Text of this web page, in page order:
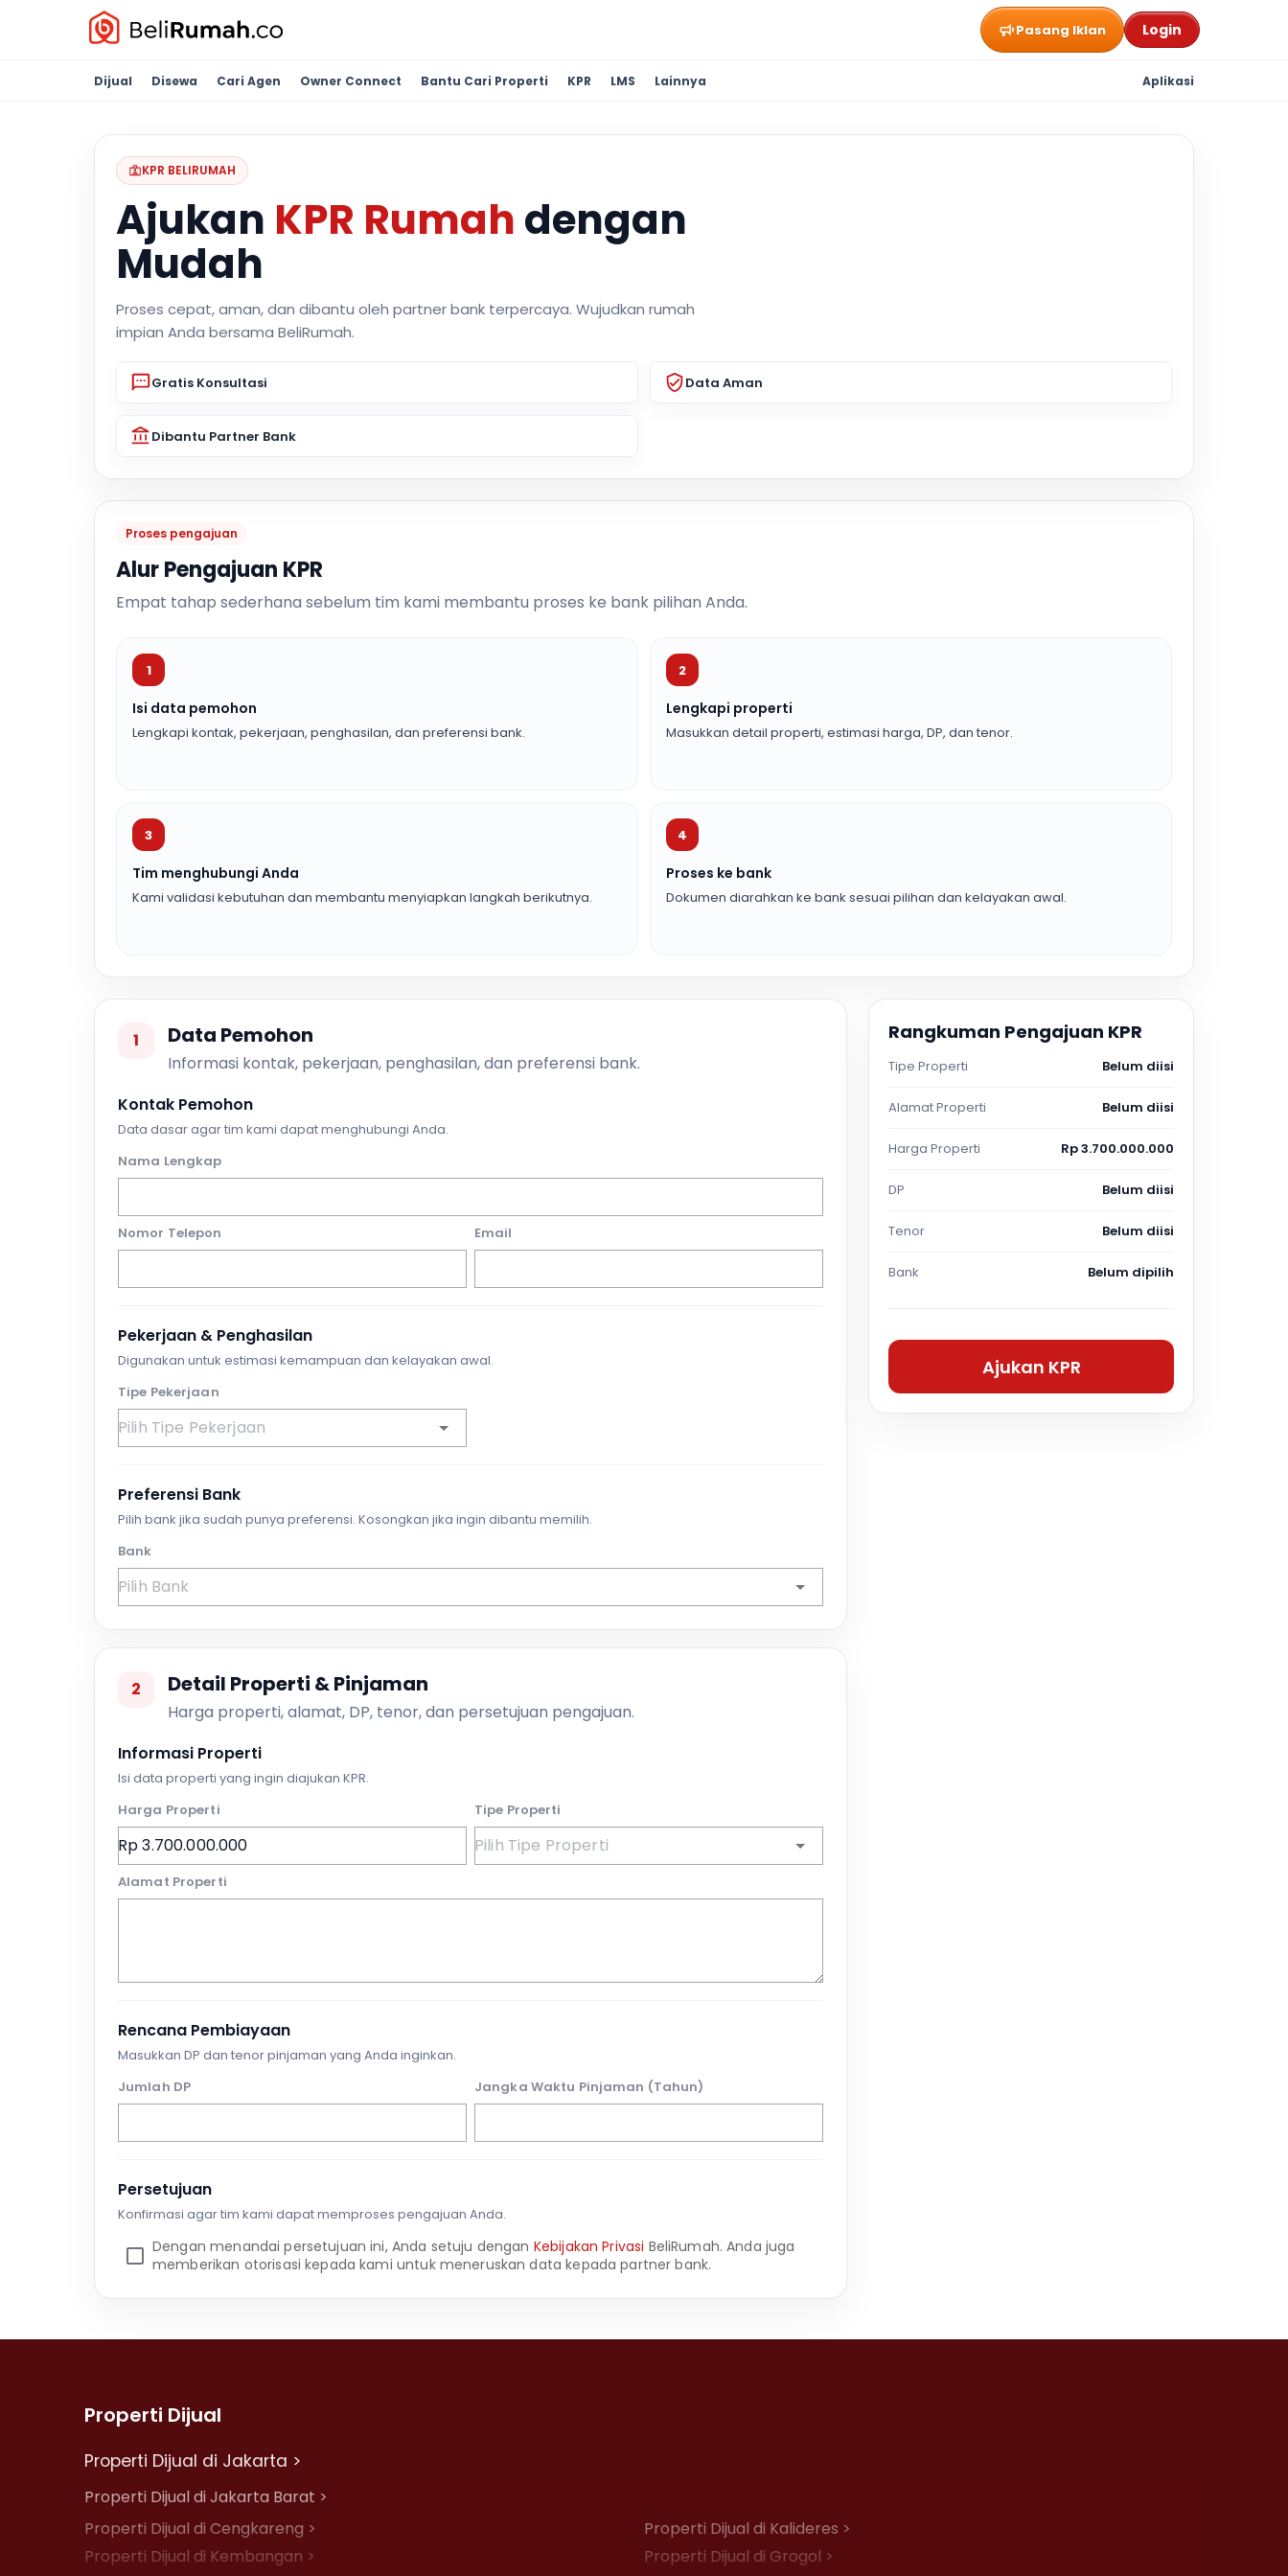
Pasang Iklan Login
Dijual Disewa Cari Agen Owner Connect Bantu Cari Properti KPR LMS Lainnya Aplikasi
KPR BELIRUMAH
Ajukan KPR Rumah dengan
Mudah
Proses cepat, aman, dan dibantu oleh partner bank terpercaya. Wujudkan rumah
impian Anda bersama BeliRumah.
Gratis Konsultasi Data Aman
Dibantu Partner Bank
Proses pengajuan
Alur Pengajuan KPR
Empat tahap sederhana sebelum tim kami membantu proses ke bank pilihan Anda.
1
Isi data pemohon
Lengkapi kontak, pekerjaan, penghasilan, dan preferensi bank.
2
Lengkapi properti
Masukkan detail properti, estimasi harga, DP, dan tenor.
3
Tim menghubungi Anda
Kami validasi kebutuhan dan membantu menyiapkan langkah berikutnya.
4
Proses ke bank
Dokumen diarahkan ke bank sesuai pilihan dan kelayakan awal.
1 Data Pemohon
Informasi kontak, pekerjaan, penghasilan, dan preferensi bank.
Kontak Pemohon
Data dasar agar tim kami dapat menghubungi Anda.
Nama Lengkap
Nomor Telepon Email
Pekerjaan & Penghasilan
Digunakan untuk estimasi kemampuan dan kelayakan awal.
Tipe Pekerjaan
Preferensi Bank
Pilih bank jika sudah punya preferensi. Kosongkan jika ingin dibantu memilih.
Bank
2 Detail Properti & Pinjaman
Harga properti, alamat, DP, tenor, dan persetujuan pengajuan.
Informasi Properti
Isi data properti yang ingin diajukan KPR.
Harga Properti
Tipe Properti
Alamat Properti
Rencana Pembiayaan
Masukkan DP dan tenor pinjaman yang Anda inginkan.
Jumlah DP
Jangka Waktu Pinjaman (Tahun)
Persetujuan
Konfirmasi agar tim kami dapat memproses pengajuan Anda.
Dengan menandai persetujuan ini, Anda setuju dengan Kebijakan Privasi BeliRumah. Anda juga
memberikan otorisasi kepada kami untuk meneruskan data kepada partner bank.
Rangkuman Pengajuan KPR
Tipe Properti Belum diisi
Alamat Properti Belum diisi
Harga Properti Rp 3.700.000.000
DP Belum diisi
Tenor Belum diisi
Bank Belum dipilih
Ajukan KPR
Properti Dijual
Properti Dijual di Jakarta >
Properti Dijual di Jakarta Barat >
Properti Dijual di Cengkareng >
Properti Dijual di Kalideres >
Properti Dijual di Kembangan >
Properti Dijual di Grogol >